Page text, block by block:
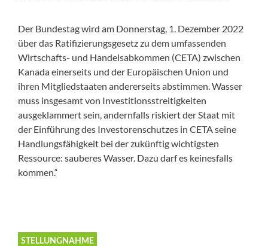
Der Bundestag wird am Donnerstag, 1. Dezember 2022
über das Ratifizierungsgesetz zu dem umfassenden
Wirtschafts- und Handelsabkommen (CETA) zwischen
Kanada einerseits und der Europäischen Union und
ihren Mitgliedstaaten andererseits abstimmen. Wasser
muss insgesamt von Investitionsstreitigkeiten
ausgeklammert sein, andernfalls riskiert der Staat mit
der Einführung des Investorenschutzes in CETA seine
Handlungsfähigkeit bei der zukünftig wichtigsten
Ressource: sauberes Wasser. Dazu darf es keinesfalls
kommen.“
STELLUNGNAHME